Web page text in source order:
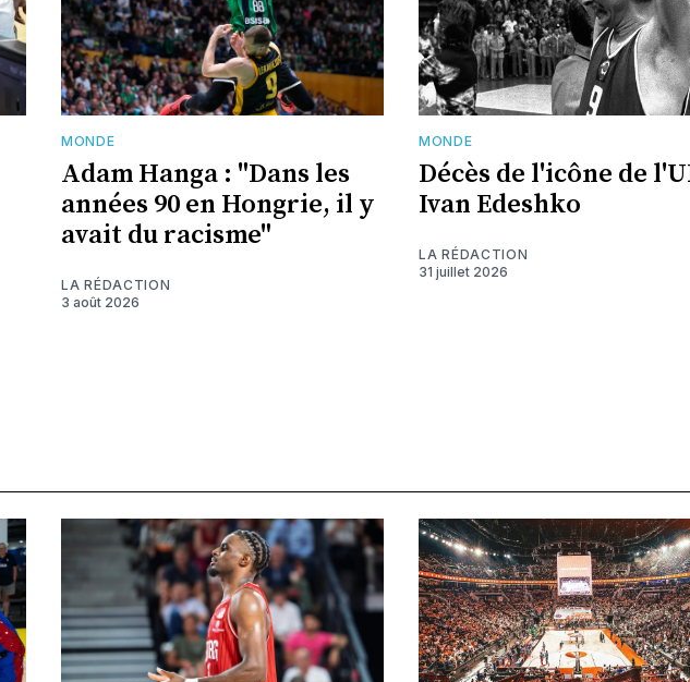
MONDE
Adam Hanga : "Dans les
années 90 en Hongrie, il y
avait du racisme"
LA RÉDACTION
3 août 2026
MONDE
Décès de l'icône de
Ivan Edeshko
LA RÉDACTION
31 juillet 2026